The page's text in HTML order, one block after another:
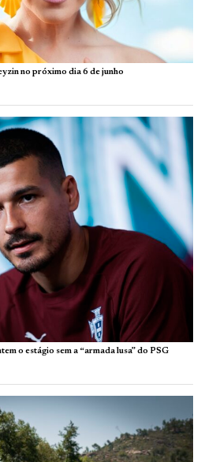
no próximo dia 6 de junho
o estágio sem a “armada lusa” do PSG